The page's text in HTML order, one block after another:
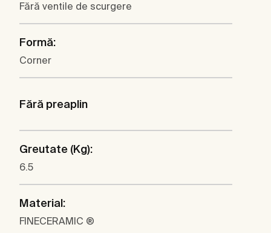
Fără ventile de scurgere
Formă:
Corner
Fără preaplin
Greutate (Kg):
6.5
Material:
FINECERAMIC ®